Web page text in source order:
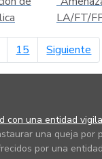
LA/FT/
15 Siguiente
con una entidad
una queja por
por una